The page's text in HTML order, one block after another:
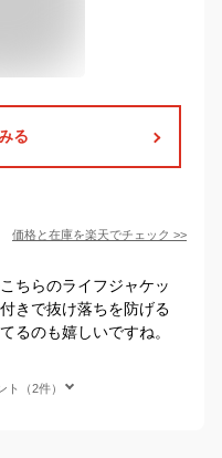
る
価格と在庫を楽天でチェック >>
ちらのライフジャケッ
きで抜け落ちを防げる
るのも嬉しいですね。
ト（2件）